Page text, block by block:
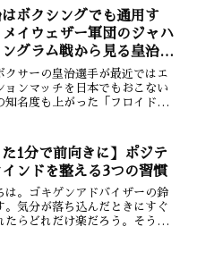
みです。特にSNSの過剰な利用
多や他者との比...
はボクシングでも通用す
メイウェザー軍団のジャハ
ングラム戦から見る皇治の
説！
クサーの皇治選手が最近ではエ
ョンマッチを日本でもおこない
知名度も上がった「フロイド・
なった。その内容や皇治選手の
グ技術などについ...
た1分で前向きに】ポジテ
インドを整える3つの習慣
は。ゴキゲンアドバイザーの鈴
。気分が落ち込んだときにすぐ
たらどれだけ楽だろう。そう思